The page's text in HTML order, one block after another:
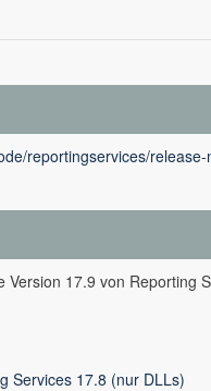
reportingservices/
Version 17.9 von Reporting
Services 17.8 (nur DLLs)